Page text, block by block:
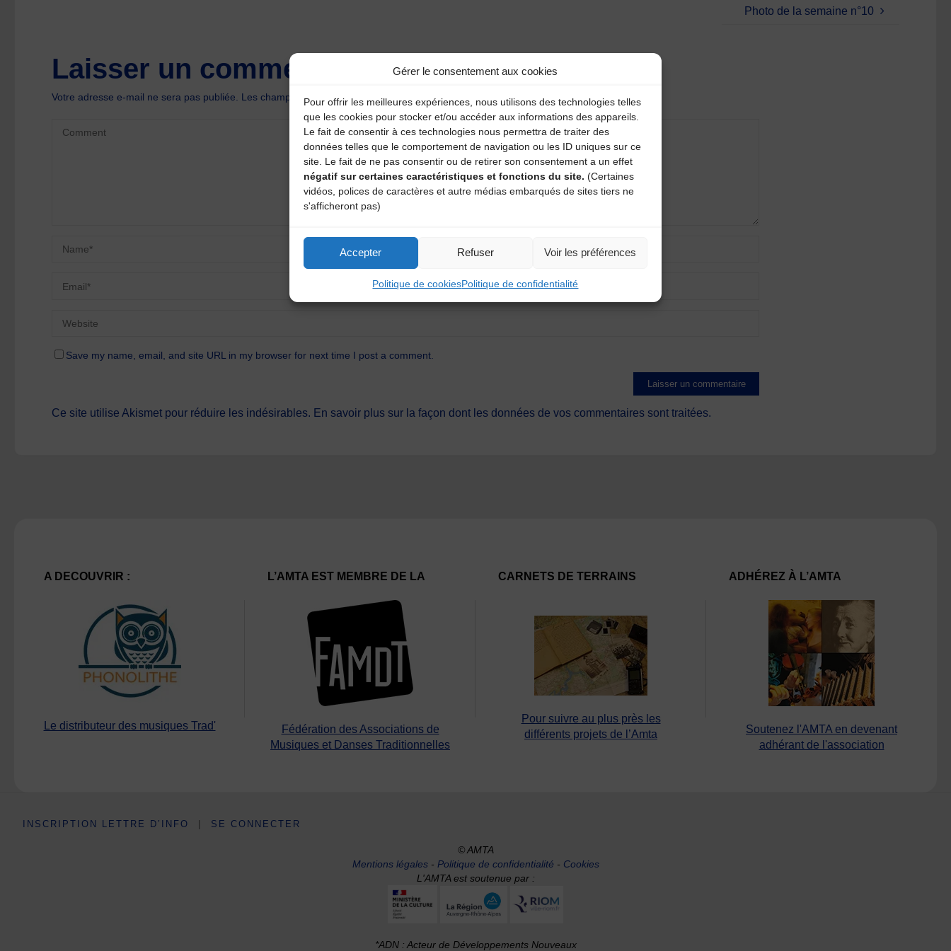
Gérer le consentement aux cookies
Pour offrir les meilleures expériences, nous utilisons des technologies telles
que les cookies pour stocker et/ou accéder aux informations des appareils.
Le fait de consentir à ces technologies nous permettra de traiter des
données telles que le comportement de navigation ou les ID uniques sur ce
site. Le fait de ne pas consentir ou de retirer son consentement a un effet
négatif sur certaines caractéristiques et fonctions du site. (Certaines
vidéos, polices de caractères et autre médias embarqués de sites tiers ne
s'afficheront pas)
Accepter Refuser Voir les préférences
Politique de cookiesPolitique de confidentialité
Photo de la semaine n°10
Laisser un commentaire
Votre adresse e-mail ne sera pas publiée. Les champs obligatoires sont indiqués avec *
Save my name, email, and site URL in my browser for next time I post a comment.
Ce site utilise Akismet pour réduire les indésirables. En savoir plus sur la façon dont les données de vos commentaires sont traitées.
A DECOUVRIR :
Le distributeur des musiques Trad'
L’AMTA EST MEMBRE DE LA
Fédération des Associations de
Musiques et Danses Traditionnelles
CARNETS DE TERRAINS
Pour suivre au plus près les
différents projets de l’Amta
ADHÉREZ À L’AMTA
Soutenez l'AMTA en devenant
adhérant de l'association
INSCRIPTION LETTRE D’INFO SE CONNECTER
© AMTA
Mentions légales- Politique de confidentialité - Cookies
L'AMTA est soutenue par :
*ADN : Acteur de Développements Nouveaux